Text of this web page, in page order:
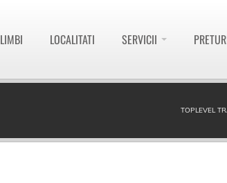
LIMBI LOCALITATI SERVICII
TOPLEVEL